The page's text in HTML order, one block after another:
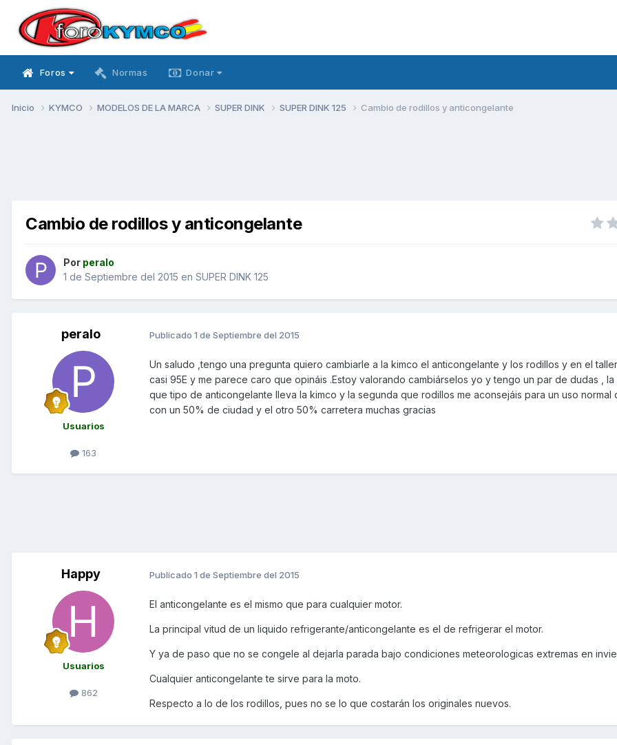
Foros Normas Donar
Inicio KYMCO MODELOS DE LA MARCA SUPER DINK SUPER DINK 125 Cambio de rodillos y anticongelante
Cambio de rodillos y anticongelante
Por peralo
1 de Septiembre del 2015 en SUPER DINK 125
peralo
Usuarios
163
Publicado 1 de Septiembre del 2015
Un saludo ,tengo una pregunta quiero cambiarle a la kimco el anticongelante y los rodillos y en el
casi 95E y me parece caro que opináis .Estoy valorando cambiárselos yo y tengo un par de dudas , la
que tipo de anticongelante lleva la kimco y la segunda que rodillos me aconsejáis para un uso normal
con un 50% de ciudad y el otro 50% carretera muchas gracias
Happy
Usuarios
862
Publicado 1 de Septiembre del 2015
El anticongelante es el mismo que para cualquier motor.
La principal vitud de un liquido refrigerante/anticongelante es el de refrigerar el motor.
Y ya de paso que no se congele al dejarla parada bajo condiciones meteorologicas extremas en
Cualquier anticongelante te sirve para la moto.
Respecto a lo de los rodillos, pues no se lo que costarán los originales nuevos.